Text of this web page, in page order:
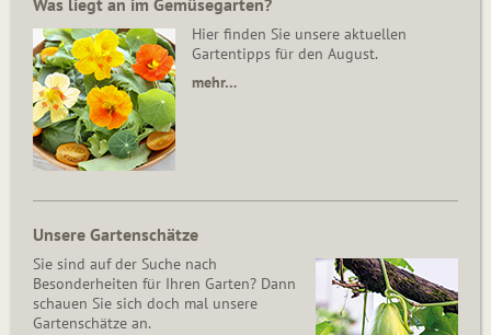
Was liegt an im Gemüsegarten?
Hier finden Sie unsere aktuellen
Gartentipps für den August.
mehr…
Unsere Gartenschätze
Sie sind auf der Suche nach
Besonderheiten für Ihren Garten? Dann
schauen Sie sich doch mal unsere
Gartenschätze an.